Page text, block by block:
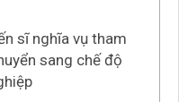
sĩ nghĩa vụ tham
sang chế độ